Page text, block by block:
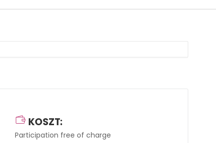
KOSZT:
Participation free of charge